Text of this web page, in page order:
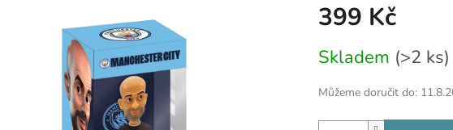
399 Kč
cena:
Skladem (>2 ks)
Můžeme doručit do: